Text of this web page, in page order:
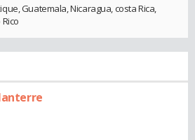
Guatemala, Nicaragua, costa Rica,